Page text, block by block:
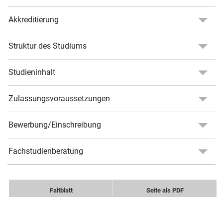
Akkreditierung
Struktur des Studiums
Studieninhalt
Zulassungsvoraussetzungen
Bewerbung/Einschreibung
Fachstudienberatung
Faltblatt Seite als PDF